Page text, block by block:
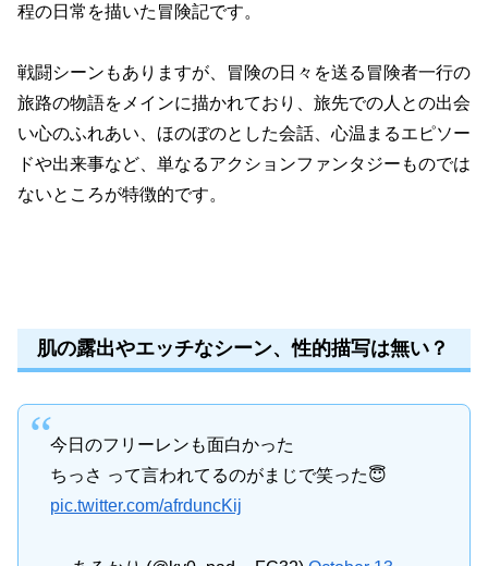
程の日常を描いた冒険記です。
戦闘シーンもありますが、冒険の日々を送る冒険者一行の
旅路の物語をメインに描かれており、旅先での人との出会
い心のふれあい、ほのぼのとした会話、心温まるエピソー
ドや出来事など、単なるアクションファンタジーものでは
ないところが特徴的です。
肌の露出やエッチなシーン、性的描写は無い？
今日のフリーレンも面白かった
ちっさ って言われてるのがまじで笑った😇
pic.twitter.com/afrduncKij